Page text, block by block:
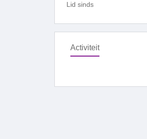
Lid sinds
Activiteit